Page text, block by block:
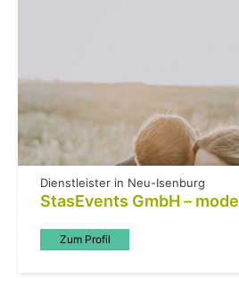
Dienstleister in Neu-Isenburg
StasEvents GmbH –
Zum Profil